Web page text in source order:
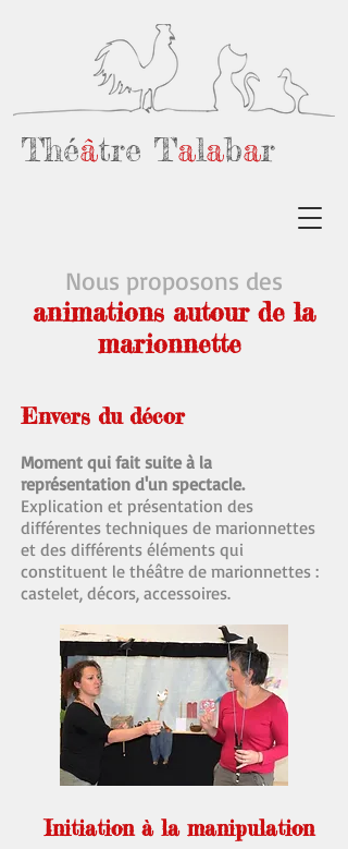
Théâtre Talabar
Nous proposons des
animations autour de la
marionnette
Envers du décor
Moment qui fait suite à la
représentation d'un spectacle.
Explication et présentation des
différentes techniques de marionnettes
et des différents éléments qui
constituent le théâtre de marionnettes :
castelet, décors, accessoires.
Initiation à la manipulation